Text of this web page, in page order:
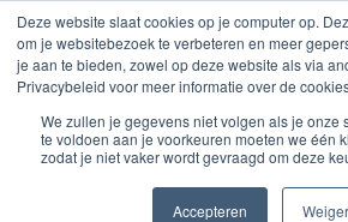
Deze website slaat cookies op je computer op.
om je websitebezoek te verbeteren en meer
je aan te bieden, zowel op deze website als via
Privacybeleid voor meer informatie over de
We zullen je gegevens niet volgen als je onze
te voldoen aan je voorkeuren moeten we één
zodat je niet vaker wordt gevraagd om deze
Accepteren
Hier zie je ons
Nieuws